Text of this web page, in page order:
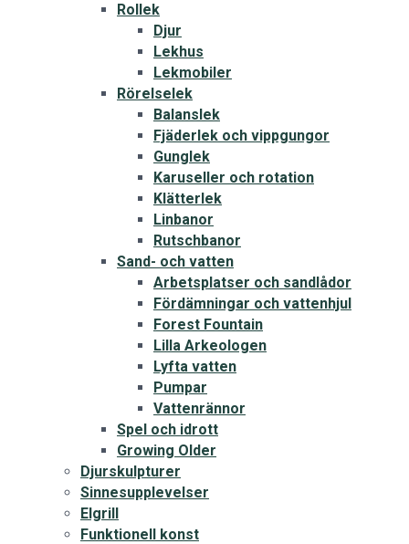
Rollek
Djur
Lekhus
Lekmobiler
Rörelselek
Balanslek
Fjäderlek och vippgungor
Gunglek
Karuseller och rotation
Klätterlek
Linbanor
Rutschbanor
Sand- och vatten
Arbetsplatser och sandlådor
Fördämningar och vattenhjul
Forest Fountain
Lilla Arkeologen
Lyfta vatten
Pumpar
Vattenrännor
Spel och idrott
Growing Older
Djurskulpturer
Sinnesupplevelser
Elgrill
Funktionell konst